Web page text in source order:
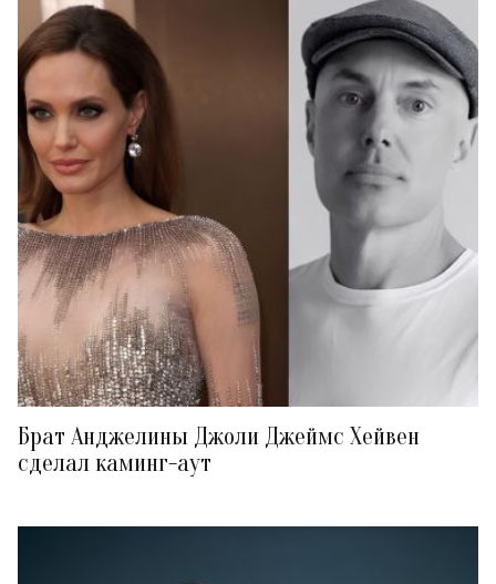
Брат Анджелины Джоли Джеймс Хейвен
сделал каминг-аут